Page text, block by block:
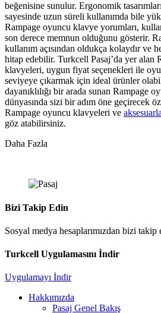
beğenisine sunulur. Ergonomik
sayesinde uzun süreli kullanımda bile
Rampage oyuncu klavye yorumları,
son derece memnun olduğunu gösterir.
kullanım açısından oldukça kolaydır ve
hitap edebilir. Turkcell Pasaj’da yer alan
klavyeleri, uygun fiyat seçenekleri ile
seviyeye çıkarmak için ideal ürünler
dayanıklılığı bir arada sunan Rampage
dünyasında sizi bir adım öne geçirecek
Rampage oyuncu klavyeleri ve
göz atabilirsiniz.
Daha Fazla
Bizi Takip Edin
Sosyal medya hesaplarımızdan bizi takip
Turkcell Uygulamasını İndir
Uygulamayı İndir
Hakkımızda
Pasaj Genel Bakış